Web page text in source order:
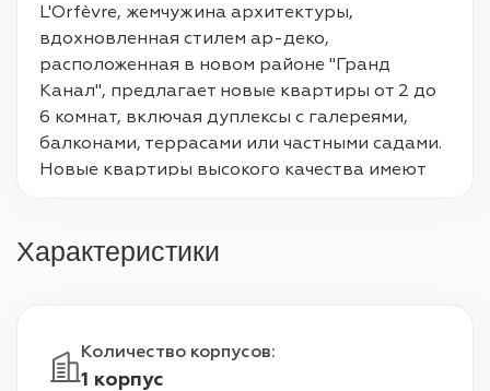
L'Orfèvre, жемчужина архитектуры,
вдохновленная стилем ар-деко,
расположенная в новом районе "Гранд
Канал", предлагает новые квартиры от 2 до
6 комнат, включая дуплексы с галереями,
балконами, террасами или частными садами.
Новые квартиры высокого качества имеют
своих зеленых насаждений, эта резиденция
Pavé Blanc, который находится у подножия
района.
Характеристики
Количество корпусов:
1 корпус